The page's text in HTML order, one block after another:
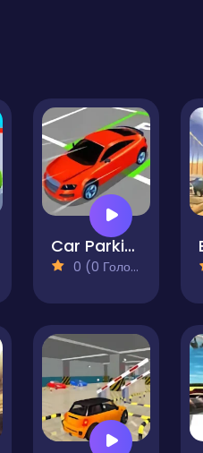
Car Parking 3D Pro
0 (0 Голосів)